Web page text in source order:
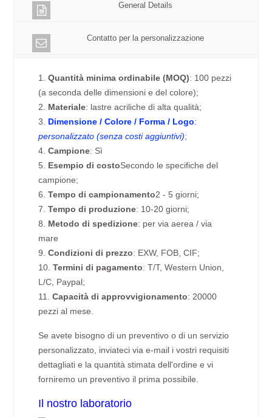
General Details
Contatto per la personalizzazione
1.Quantità minima ordinabile (MOQ): 100 pezzi
(a seconda delle dimensioni e del colore);
2. Materiale: lastre acriliche di alta qualità;
3. Dimensione / Colore / Forma / Logo:
personalizzato (senza costi aggiuntivi);
4.Campione: Sì
5. Esempio di costoSecondo le specifiche del
campione;
6.Tempo di campionamento2 - 5 giorni;
7.Tempo di produzione: 10-20 giorni;
8. Metodo di spedizione: per via aerea / via
mare
9.Condizioni di prezzo: EXW, FOB, CIF;
10.Termini di pagamento: T/T, Western Union,
L/C, Paypal;
11.Capacità di approvvigionamento: 20000
pezzi al mese.
Se avete bisogno di un preventivo o di un servizio
personalizzato, inviateci via e-mail i vostri requisiti
dettagliati e la quantità stimata dell'ordine e vi
forniremo un preventivo il prima possibile.
Il nostro laboratorio